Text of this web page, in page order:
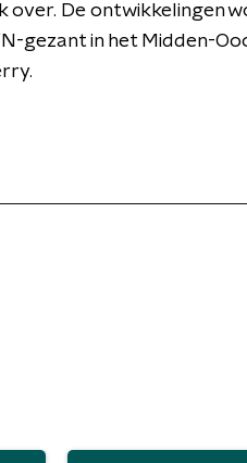
over. De ontwikkelingen
gezant in het Midden-